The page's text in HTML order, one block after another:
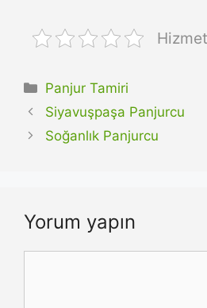
Kategoriler
Panjur Tamiri
Siyavuşpaşa Panjurcu
Soğanlık Panjurcu
Yorum yapın